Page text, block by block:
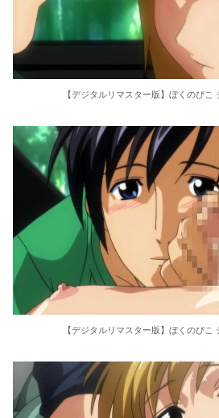
【デジタルリマスター版】ぼくのぴこ
【デジタルリマスター版】ぼくのぴこ